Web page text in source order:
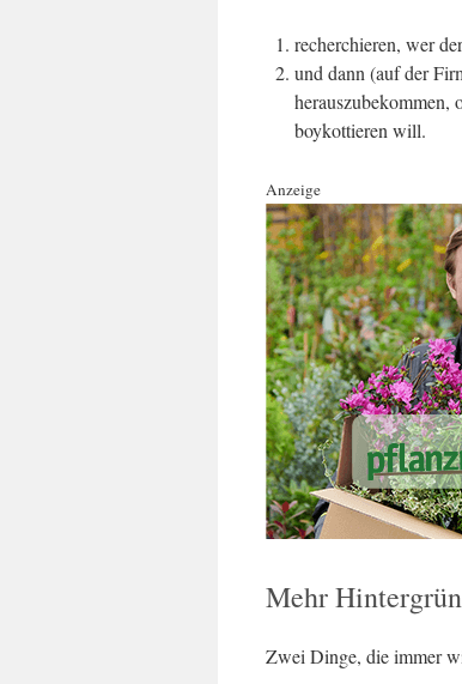
recherchieren, wer
und dann (auf der
herauszubekommen,
boykottieren will.
Anzeige
Mehr
Zwei Dinge, die immer